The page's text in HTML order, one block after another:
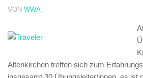
VON WWA
Altenkirchen treffen sich zum